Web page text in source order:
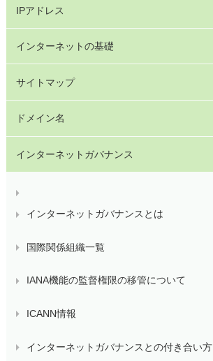
IPアドレス
インターネットの基礎
サイトマップ
ドメイン名
インターネットガバナンス
インターネットガバナンスとは
国際関係組織一覧
IANA機能の監督権限の移管について
ICANN情報
インターネットガバナンスとの付き合い方